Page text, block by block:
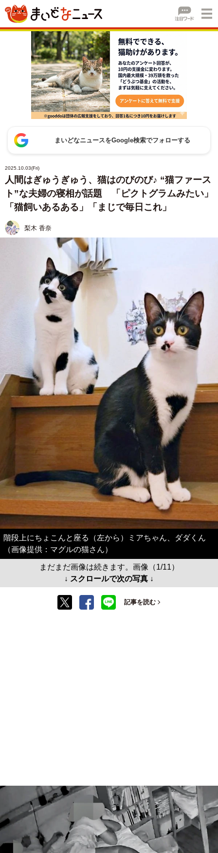
まいどなニュースをGoogle検索でフォローする
2025.10.03(Fri)
人間はぎゅうぎゅう、猫はのびのび♪ “猫ファース
ト”な夫婦の寝相が話題 「ピクトグラムみたい」
「猫飼いあるある」「まじで毎日これ」
梨木 香奈
階段上にちょこんと座る（左から）ミアちゃん、ダダくん
（画像提供：マグルの猫さん）
まだまだ画像は続きます。画像（1/11）
↓ スクロールで次の写真 ↓
記事を読む